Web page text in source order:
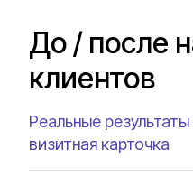
До / после
клиентов
Реальные
визитная карточка